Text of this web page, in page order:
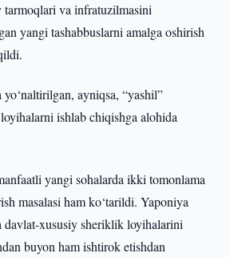
va infratuzilmasini
yangi tashabbuslarni amalga oshirish
ayniqsa, “yashil”
ishlab chiqishga alohida
yangi sohalarda ikki tomonlama
masalasi ham ko‘tarildi. Yaponiya
davlat-xususiy sheriklik loyihalarini
buyon ham ishtirok etishdan